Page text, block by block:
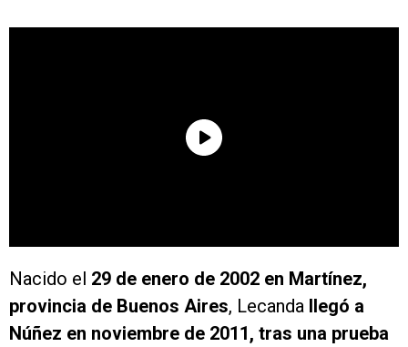
Nacido el 29 de enero de 2002 en Martínez,
provincia de Buenos Aires, Lecanda
llegó a
Núñez en noviembre de 2011, tras una prueba